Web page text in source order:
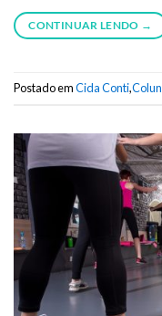
CONTINUAR LENDO →
Postado emCida Conti,